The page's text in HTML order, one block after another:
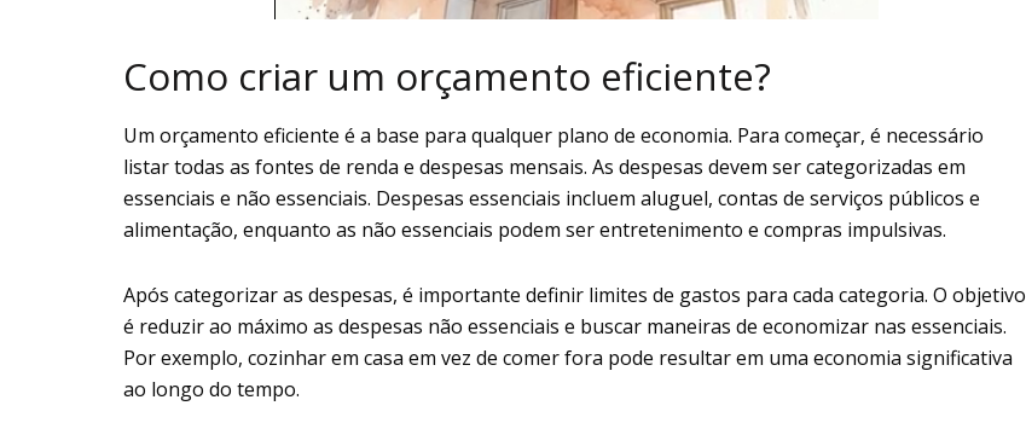
Como criar um orçamento eficiente?
Um orçamento eficiente é a base para qualquer plano de economia. Para começar, é necessário
listar todas as fontes de renda e despesas mensais. As despesas devem ser categorizadas em
essenciais e não essenciais. Despesas essenciais incluem aluguel, contas de serviços públicos e
alimentação, enquanto as não essenciais podem ser entretenimento e compras impulsivas.
Após categorizar as despesas, é importante definir limites de gastos para cada categoria. O objetivo
é reduzir ao máximo as despesas não essenciais e buscar maneiras de economizar nas essenciais.
Por exemplo, cozinhar em casa em vez de comer fora pode resultar em uma economia significativa
ao longo do tempo.